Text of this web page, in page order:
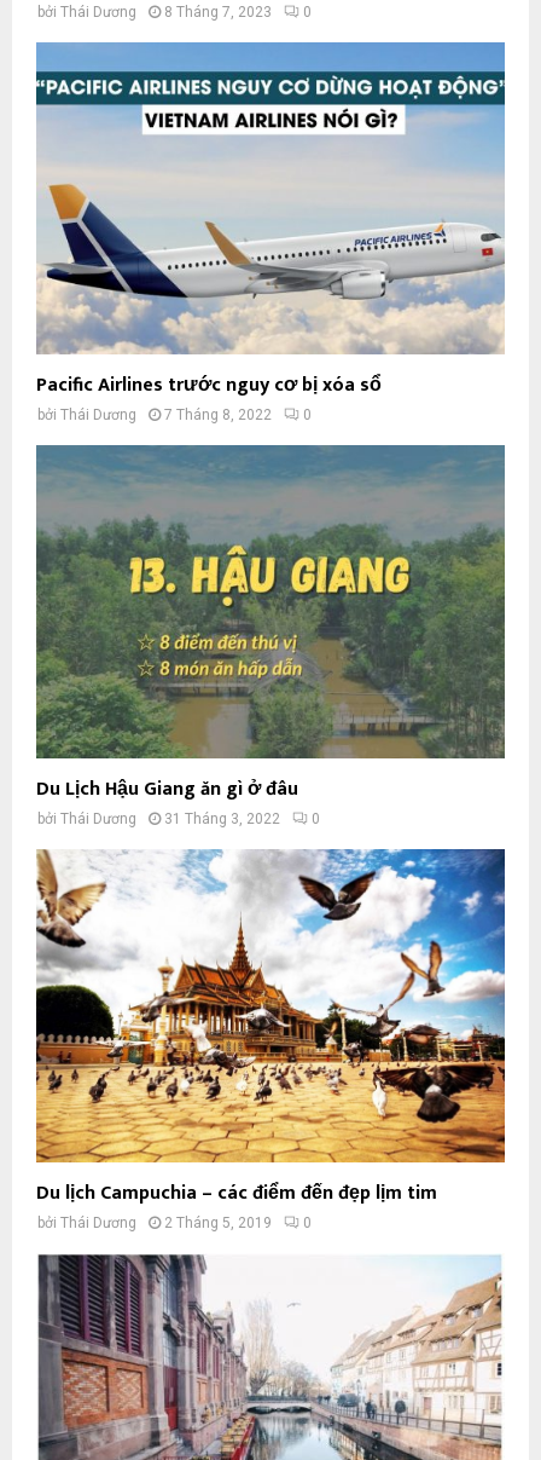
bởi Thái Dương 8 Tháng 7, 2023 0
Pacific Airlines trước nguy cơ bị xóa sổ
bởi Thái Dương 7 Tháng 8, 2022 0
Du Lịch Hậu Giang ăn gì ở đâu
bởi Thái Dương 31 Tháng 3, 2022 0
Du lịch Campuchia – các điểm đến đẹp lịm tim
bởi Thái Dương 2 Tháng 5, 2019 0